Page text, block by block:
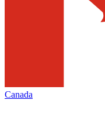
Canada